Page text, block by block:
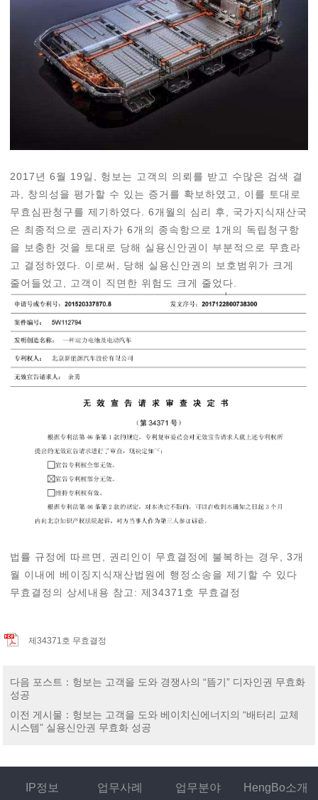
2017년 6월 19일, 헝보는 고객의 의뢰를 받고 수많은 검색 결
과, 창의성을 평가할 수 있는 증거를 확보하였고, 이를 토대로
무효심판청구를 제기하였다. 6개월의 심리 후, 국가지식재산국
은 최종적으로 권리자가 6개의 종속항으로 1개의 독립청구항
을 보충한 것을 토대로 당해 실용신안권이 부분적으로 무효라
고 결정하였다. 이로써, 당해 실용신안권의 보호범위가 크게
줄어들었고, 고객이 직면한 위험도 크게 줄었다.
법률 규정에 따르면, 권리인이 무효결정에 불복하는 경우, 3개
월 이내에 베이징지식재산법원에 행정소송을 제기할 수 있다
무효결정의 상세내용 참고: 제34371호 무효결정
제34371호 무효결정
다음 포스트 ： 헝보는 고객을 도와 경쟁사의 “뜸기” 디자인권 무효화
성공
이전 게시물 ： 헝보는 고객을 도와 베이치신에너지의 “배터리 교체
시스템” 실용신안권 무효화 성공
IP정보 업무사례 업무분야 HengBo소개